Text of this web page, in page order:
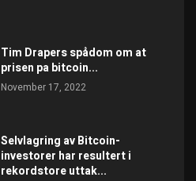
Tim Drapers spådom om at
prisen pa bitcoin...
November 17, 2022
Selvlagring av Bitcoin-
investorer har resultert i
rekordstore uttak...